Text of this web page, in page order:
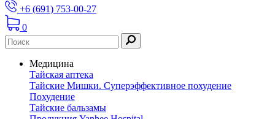
+6 (691) 753-00-27
0
Медицина
Тайская аптека
Тайские Мишки. Суперэффективное похудение
Похудение
Тайские бальзамы